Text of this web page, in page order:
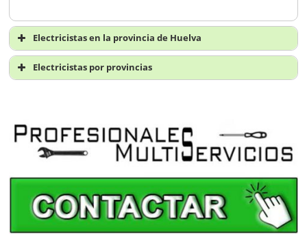
Electricistas en la provincia de Huelva
Electricistas en Huelva
Electricistas por provincias
Electricistas Alicante
Electricistas Almería
Electricistas Asturias
Electricistas Ávila
Electricistas Badajoz
Electricistas Baleares